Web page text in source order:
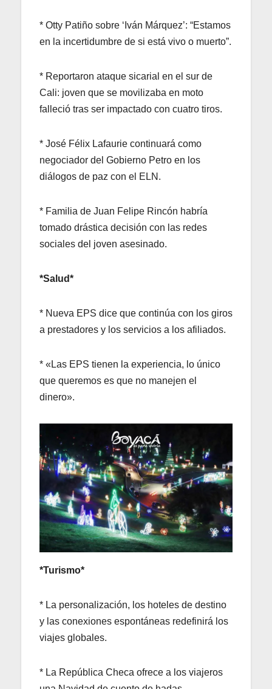
* Otty Patiño sobre ‘Iván Márquez’: “Estamos
en la incertidumbre de si está vivo o muerto”.
* Reportaron ataque sicarial en el sur de
Cali: joven que se movilizaba en moto
falleció tras ser impactado con cuatro tiros.
* José Félix Lafaurie continuará como
negociador del Gobierno Petro en los
diálogos de paz con el ELN.
* Familia de Juan Felipe Rincón habría
tomado drástica decisión con las redes
sociales del joven asesinado.
*Salud*
* Nueva EPS dice que continúa con los giros
a prestadores y los servicios a los afiliados.
* «Las EPS tienen la experiencia, lo único
que queremos es que no manejen el
dinero».
*Turismo*
* La personalización, los hoteles de destino
y las conexiones espontáneas redefinirá los
viajes globales.
* La República Checa ofrece a los viajeros